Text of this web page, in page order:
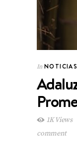
In NOTICIAS
1K Views
comment